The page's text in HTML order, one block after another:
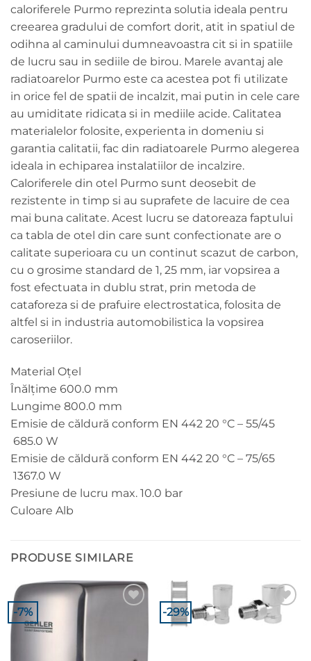
caloriferele Purmo reprezinta solutia ideala pentru
creearea gradului de comfort dorit, atit in spatiul de
odihna al caminului dumneavoastra cit si in spatiile
de lucru sau in sediile de birou. Marele avantaj ale
radiatoarelor Purmo este ca acestea pot fi utilizate
in orice fel de spatii de incalzit, mai putin in cele care
au umiditate ridicata si in mediile acide. Calitatea
materialelor folosite, experienta in domeniu si
garantia calitatii, fac din radiatoarele Purmo alegerea
ideala in echiparea instalatiilor de incalzire.
Caloriferele din otel Purmo sunt deosebit de
rezistente in timp si au suprafete de lacuire de cea
mai buna calitate. Acest lucru se datoreaza faptului
ca tabla de otel din care sunt confectionate are o
calitate superioara cu un continut scazut de carbon,
cu o grosime standard de 1, 25 mm, iar vopsirea a
fost efectuata in dublu strat, prin metoda de
cataforeza si de prafuire electrostatica, folosita de
altfel si in industria automobilistica la vopsirea
caroseriilor.
Material Oțel
Înălțime 600.0 mm
Lungime 800.0 mm
Emisie de căldură conform EN 442 20 °C – 55/45
685.0 W
Emisie de căldură conform EN 442 20 °C – 75/65
1367.0 W
Presiune de lucru max. 10.0 bar
Culoare Alb
PRODUSE SIMILARE
-7%
Adaugă la
-29%
Adaugă la
Favorite